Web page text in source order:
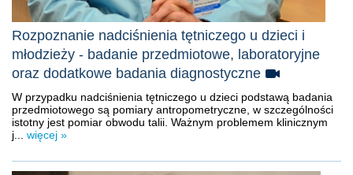
Rozpoznanie nadciśnienia tętniczego u dzieci i
młodzieży - badanie przedmiotowe, laboratoryjne
oraz dodatkowe badania diagnostyczne
W przypadku nadciśnienia tętniczego u dzieci podstawą badania
przedmiotowego są pomiary antropometryczne, w szczególności
istotny jest pomiar obwodu talii. Ważnym problemem klinicznym
j...
więcej »